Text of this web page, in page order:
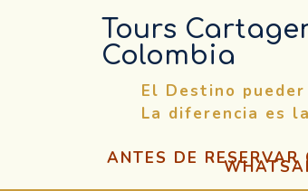
Tours
Colombia
El Destino
La diferencia es
ANTES DE RESERVAR